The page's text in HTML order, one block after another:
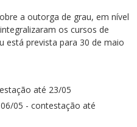
a outorga de grau, em nível
os cursos de
está prevista para 30 de maio
até 23/05
05 - contestação até